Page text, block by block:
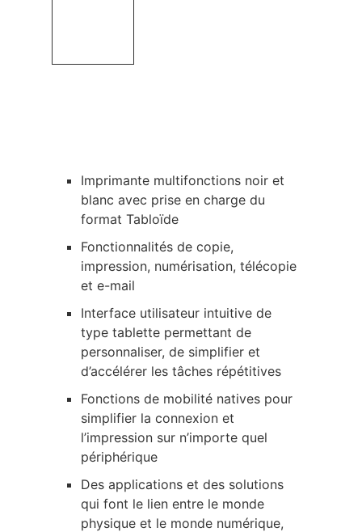
Imprimante multifonctions noir et
blanc avec prise en charge du
format Tabloïde
Fonctionnalités de copie,
impression, numérisation, télécopie
et e-mail
Interface utilisateur intuitive de
type tablette permettant de
personnaliser, de simplifier et
d’accélérer les tâches répétitives
Fonctions de mobilité natives pour
simplifier la connexion et
l’impression sur n’importe quel
périphérique
Des applications et des solutions
qui font le lien entre le monde
physique et le monde numérique,